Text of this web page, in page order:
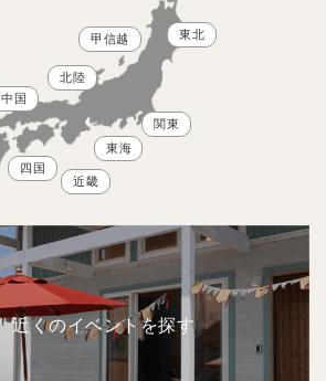
東北
甲信越
北陸
関東
東海
近畿
中国
四国
近くのイベントを探す